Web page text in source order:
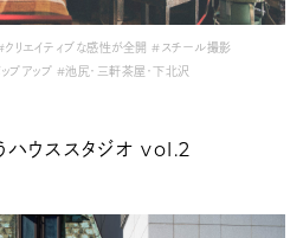
クリエイティブな感性が全開 #スチール撮影
プアップ #池尻・三軒茶屋・下北沢
ハウススタジオ vol.2